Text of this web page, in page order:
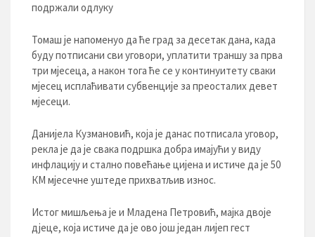
подржали одлуку
Томаш је напоменуо да ће град за десетак дана, када
буду потписани сви уговори, уплатити траншу за прва
три мјесеца, а након тога ће се у континуитету сваки
мјесец исплаћивати субвенције за преосталих девет
мјесеци.
Данијела Кузмановић, која је данас потписала уговор,
рекла је да је свака подршка добра имајући у виду
инфлацију и стално повећање цијена и истиче да је 50
КМ мјесечне уштеде прихватљив износ.
Истог мишљења је и Младена Петровић, мајка двоје
дјеце, која истиче да је ово још један лијеп гест